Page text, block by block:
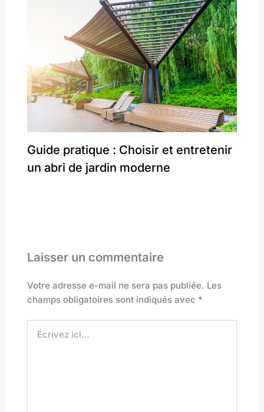
Guide pratique : Choisir et entretenir
un abri de jardin moderne
Laisser un commentaire
Votre adresse e-mail ne sera pas publiée. Les
champs obligatoires sont indiqués avec *
ici…